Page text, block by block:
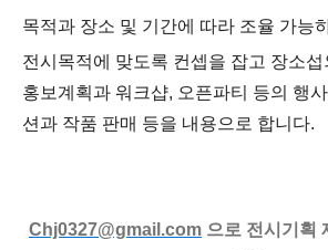
목적과 장소 및 기간에 따라 조율 가능
전시목적에 맞도록 컨셉을 잡고 장소
홍보계획과 워크샵, 오픈파티 등의 행
션과 작품 판매 등을 내용으로 합니다.
Chj0327@gmail.com 으로 전시기획